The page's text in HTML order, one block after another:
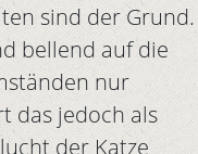
sind der Grund.
bellend auf die
nur
das jedoch als
der Katze